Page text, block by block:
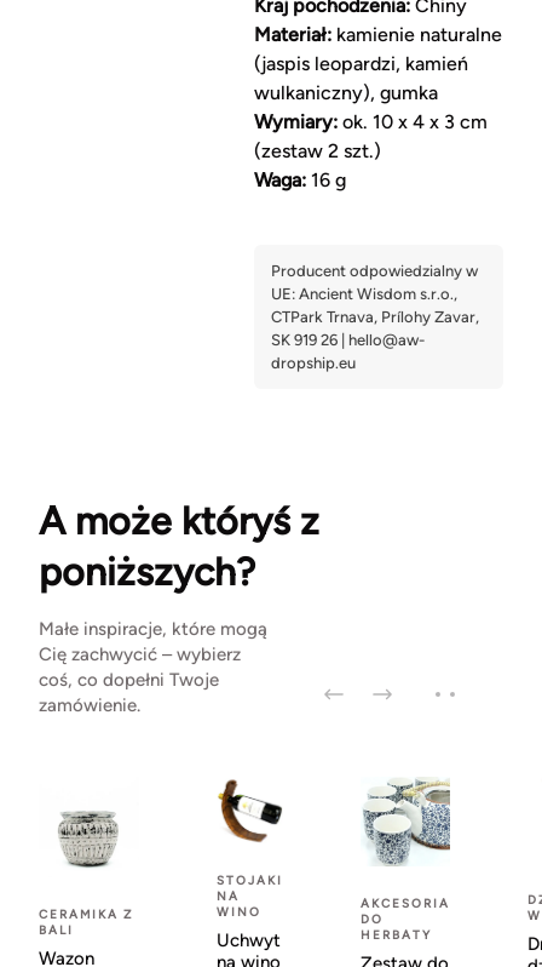
Kraj pochodzenia:Chiny
Materiał:kamienie naturalne
(jaspis leopardzi, kamień
wulkaniczny), gumka
Wymiary:ok. 10 x 4 x 3 cm
(zestaw 2 szt.)
Waga:16 g
A może któryś z
poniższych?
Małe inspiracje, które mogą
Cię zachwycić – wybierz
coś, co dopełni Twoje
zamówienie.
CERAMIKA Z
BALI
Wazon
STOJAKI
NA
WINO
Uchwyt
na wino
AKCESORIA
DO
HERBATY